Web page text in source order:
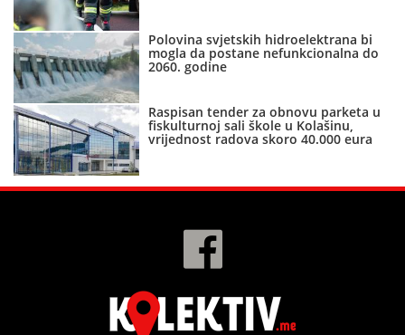
Polovina svjetskih hidroelektrana bi
mogla da postane nefunkcionalna do
2060. godine
Raspisan tender za obnovu parketa u
fiskulturnoj sali škole u Kolašinu,
vrijednost radova skoro 40.000 eura